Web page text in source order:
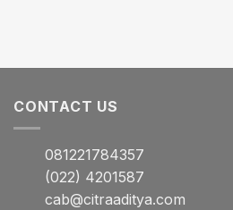
CONTACT US
081221784357
(022) 4201587
cab@citraaditya.com